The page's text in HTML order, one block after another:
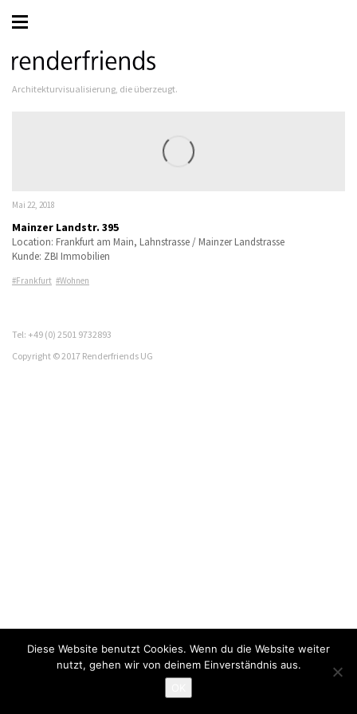
Architekturvisualisierung, die überzeugt.
Mai 22, 2018
Mainzer Landstr. 395
Location: Frankfurt am Main, Lahnstrasse / Mainzer Landstrasse
Kunde: ZBI Immobilien
Frankfurt Wohnen
Tel: +49 (0) 2501 9732893
Copyright © 2017 Renderfriends UG
Diese Website benutzt Cookies. Wenn du die Website weiter
nutzt, gehen wir von deinem Einverständnis aus.